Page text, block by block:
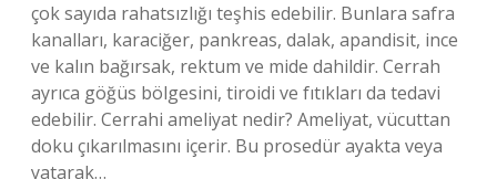
çok sayıda rahatsızlığı teşhis edebilir. Bunlara safra
kanalları, karaciğer, pankreas, dalak, apandisit, ince
ve kalın bağırsak, rektum ve mide dahildir. Cerrah
ayrıca göğüs bölgesini, tiroidi ve fıtıkları da tedavi
edebilir. Cerrahi ameliyat nedir? Ameliyat, vücuttan
doku çıkarılmasını içerir. Bu prosedür ayakta veya
yatarak…